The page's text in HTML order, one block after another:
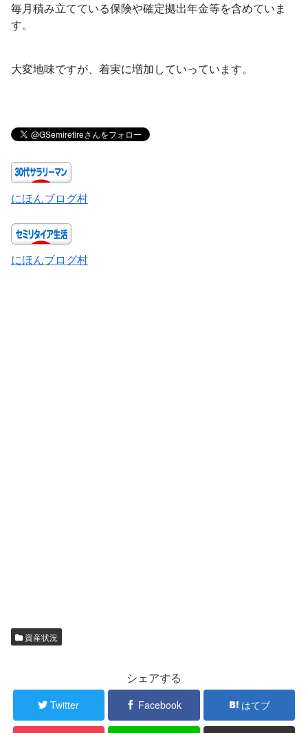
毎月積み立てている保険や確定拠出年金等を含めていま
す。
大変地味ですが、着実に増加していっています。
にほんブログ村
にほんブログ村
資産状況
シェアする
Twitter Facebook はてブ